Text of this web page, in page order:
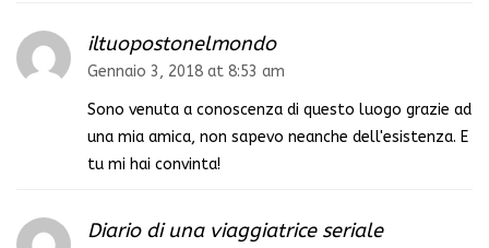
iltuopostonelmondo
Gennaio 3, 2018 at 8:53 am
Sono venuta a conoscenza di questo luogo grazie ad
una mia amica, non sapevo neanche dell'esistenza. E
tu mi hai convinta!
Diario di una viaggiatrice seriale